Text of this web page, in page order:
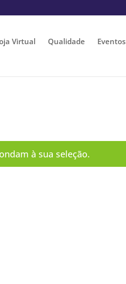
Virtual Qualidade Eventos
à sua seleção.